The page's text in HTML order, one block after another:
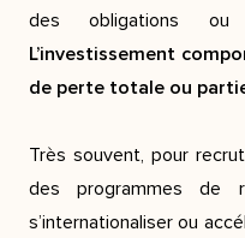
des obligations ou
L’investissement
de perte totale ou
Très souvent, pour
des programmes de
s’internationaliser ou